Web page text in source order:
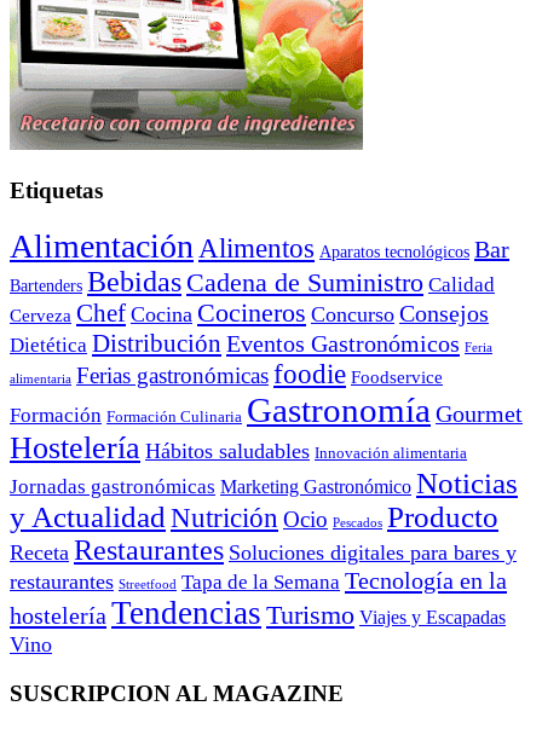
Etiquetas
Alimentación Alimentos Aparatos tecnológicos Bar
Bartenders Bebidas Cadena de Suministro Calidad
Cerveza Chef Cocina Cocineros Concurso Consejos
Dietética Distribución Eventos Gastronómicos Feria
alimentaria Ferias gastronómicasfoodie Foodservice
Formación Formación Culinaria Gastronomía Gourmet
Hostelería Hábitos saludables Innovación alimentaria
Jornadas gastronómicas Marketing Gastronómico Noticias
y Actualidad Nutrición Ocio Pescados Producto
Receta Restaurantes Soluciones digitales para bares y
restaurantes Streetfood Tapa de la Semana Tecnología en la
hostelería Tendencias Turismo Viajes y Escapadas
Vino
SUSCRIPCION AL MAGAZINE